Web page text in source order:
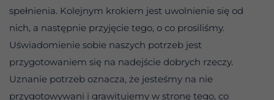
spełnienia. Kolejnym krokiem jest uwolnienie się od
nich, a następnie przyjęcie tego, o co prosiliśmy.
Uświadomienie sobie naszych potrzeb jest
przygotowaniem się na nadejście dobrych rzeczy.
Uznanie potrzeb oznacza, że jesteśmy na nie
przygotowywani i grawitujemy w stronę tego, co